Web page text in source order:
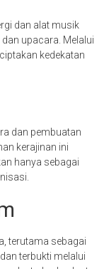
dan alat musik
upacara. Melalui
kedekatan
dan pembuatan
kerajinan ini
hanya sebagai
terutama sebagai
terbukti melalui